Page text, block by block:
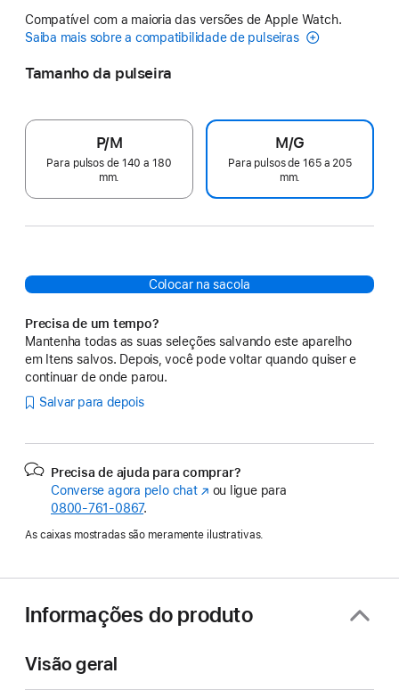
Compatível com a maioria das versões de Apple Watch.
Saiba mais sobre a compatibilidade de pulseiras
Tamanho da pulseira
P/M
Para pulsos de 140 a 180
mm.
M/G
Para pulsos de 165 a 205
mm.
Colocar na sacola
Precisa de um tempo?
Mantenha todas as suas seleções salvando este aparelho
em Itens salvos. Depois, você pode voltar quando quiser e
continuar de onde parou.
Salvar para depois
Precisa de ajuda para comprar?
Converse agora pelo chat(o
em
nova
ou ligue para
0800-761-0867.
As caixas mostradas são meramente ilustrativas.
Informações do produto
Visão geral